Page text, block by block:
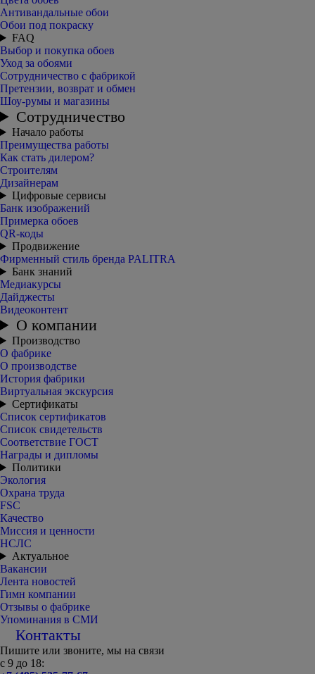
Антивандальные обои
Обои под покраску
FAQ
Выбор и покупка обоев
Уход за обоями
Сотрудничество с фабрикой
Претензии, возврат и обмен
Шоу-румы и магазины
Сотрудничество
Начало работы
Преимущества работы
Как стать дилером?
Строителям
Дизайнерам
Цифровые сервисы
Банк изображений
Примерка обоев
QR-коды
Продвижение
Фирменный стиль бренда PALITRA
Банк знаний
Медиакурсы
Дайджесты
Видеоконтент
О компании
Производство
О фабрике
О производстве
История фабрики
Виртуальная экскурсия
Сертификаты
Список сертификатов
Список свидетельств
Соответствие ГОСТ
Награды и дипломы
Политики
Экология
Охрана труда
FSC
Качество
Миссия и ценности
НСЛС
Актуальное
Вакансии
Лента новостей
Гимн компании
Отзывы о фабрике
Упоминания в СМИ
Контакты
Пишите или звоните, мы на связи
с 9 до 18: